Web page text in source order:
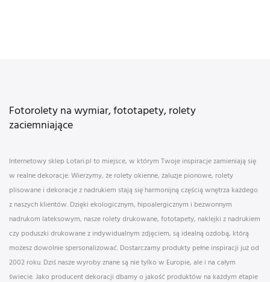
Fotorolety na wymiar, fototapety, rolety
zaciemniające
Internetowy sklep Lotari.pl to miejsce, w którym Twoje inspiracje zamieniają się
w realne dekoracje. Wierzymy, że rolety okienne, żaluzje pionowe, rolety
plisowane i dekoracje z nadrukiem stają się harmonijną częścią wnętrza każdego
z naszych klientów. Dzięki ekologicznym, hipoalergicznym i bezwonnym
nadrukom lateksowym, nasze rolety drukowane, fototapety, naklejki z nadrukiem
czy poduszki drukowane z indywidualnym zdjęciem, są idealną ozdobą, którą
możesz dowolnie spersonalizować. Dostarczamy produkty pełne inspiracji już od
2002 roku. Dziś nasze wyroby znane są nie tylko w Europie, ale i na całym
świecie. Jako producent dekoracji dbamy o jakość produktów na każdym etapie